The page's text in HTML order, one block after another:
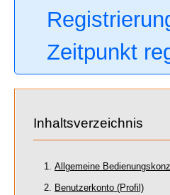
Zeitpunkt
Inhaltsverzeichnis
Allgemeine
Benutzerkonto (Profil)